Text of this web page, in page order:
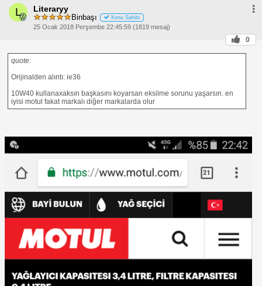
L Literaryy
Binbaşı Konu Sahibi
25 Ocak 2018 Perşembe 22:45:59 (1819 mesaj)
0
quote:
Orijinalden alıntı: ie36
10W40 kullanaxaksın başkasını koyarsan eksilme sorunu yaşarsın. en
iyisi motul fakat markalı diğer markalarda olur